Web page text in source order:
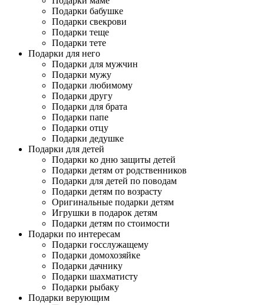
Подарки бабушке
Подарки свекрови
Подарки теще
Подарки тете
Подарки для него
Подарки для мужчин
Подарки мужу
Подарки любимому
Подарки другу
Подарки для брата
Подарки папе
Подарки отцу
Подарки дедушке
Подарки для детей
Подарки ко дню защиты детей
Подарки детям от родственников
Подарки для детей по поводам
Подарки детям по возрасту
Оригинальные подарки детям
Игрушки в подарок детям
Подарки детям по стоимости
Подарки по интересам
Подарки госслужащему
Подарки домохозяйке
Подарки дачнику
Подарки шахматисту
Подарки рыбаку
Подарки верующим